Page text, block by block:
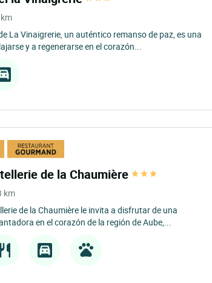
La Vinaigrerie, un auténtico remanso de paz, es una
y a regenerarse en el corazón...
de la Chaumière
km
de la Chaumière le invita a disfrutar de una
en el corazón de la región de Aube,...